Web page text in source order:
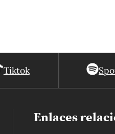
Tiktok
Enlaces